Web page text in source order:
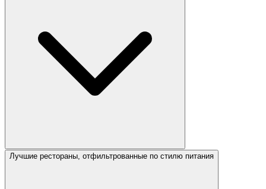
Лучшие рестораны, отфильтрованные по стилю питания